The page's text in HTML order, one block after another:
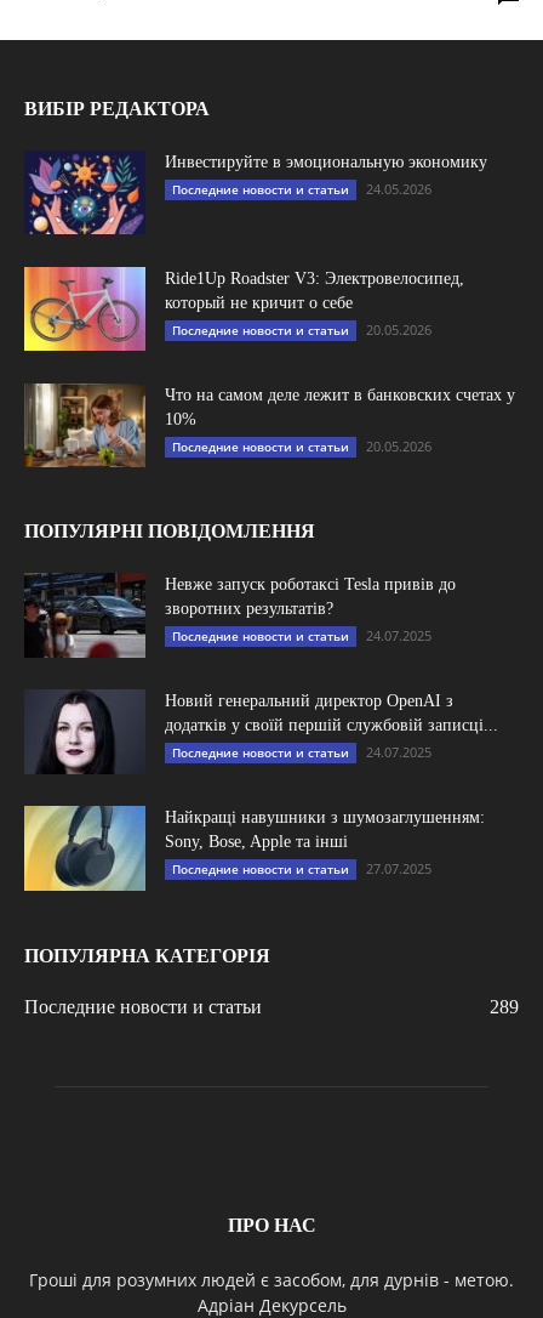
ВИБІР РЕДАКТОРА
Инвестируйте в эмоциональную экономику
Последние новости и статьи 24.05.2026
Ride1Up Roadster V3: Электровелосипед,
который не кричит о себе
Последние новости и статьи 20.05.2026
Что на самом деле лежит в банковских счетах у
10%
Последние новости и статьи 20.05.2026
ПОПУЛЯРНІ ПОВІДОМЛЕННЯ
Невже запуск роботаксі Tesla привів до
зворотних результатів?
Последние новости и статьи 24.07.2025
Новий генеральний директор OpenAI з
додатків у своїй першій службовій записці...
Последние новости и статьи 24.07.2025
Найкращі навушники з шумозаглушенням:
Sony, Bose, Apple та інші
Последние новости и статьи 27.07.2025
ПОПУЛЯРНА КАТЕГОРІЯ
Последние новости и статьи 289
ПРО НАС
Гроші для розумних людей є засобом, для дурнів - метою.
Адріан Декурсель